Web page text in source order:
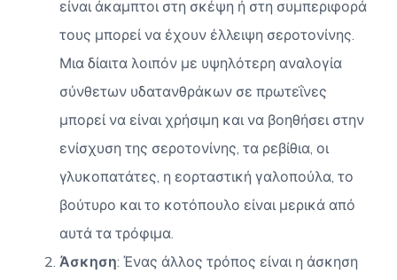
είναι άκαμπτοι στη σκέψη ή στη συμπεριφορά
τους μπορεί να έχουν έλλειψη σεροτονίνης.
Μια δίαιτα λοιπόν με υψηλότερη αναλογία
σύνθετων υδατανθράκων σε πρωτεΐνες
μπορεί να είναι χρήσιμη και να βοηθήσει στην
ενίσχυση της σεροτονίνης, τα ρεβίθια, οι
γλυκοπατάτες, η εορταστική γαλοπούλα, το
βούτυρο και το κοτόπουλο είναι μερικά από
αυτά τα τρόφιμα.
Άσκηση: Ένας άλλος τρόπος είναι η άσκηση